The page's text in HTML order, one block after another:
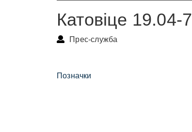
Катовіце 19.04-7
Прес-служба
Позначки